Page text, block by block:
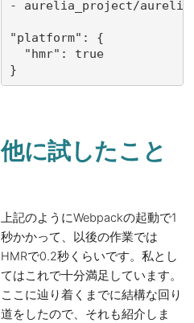
- aurelia_project/
"platform": {
"hmr": true
}
他に試したこと
上記のようにWebpackの起動で1
秒かかって、以後の作業では
HMRで0.2秒くらいです。私とし
てはこれで十分満足しています。
ここに辿り着くまでに結構な回り
道をしたので、それも紹介しま